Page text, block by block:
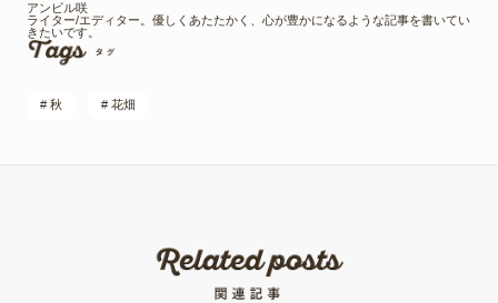
アンビル咲
ライター/エディター。優しくあたたかく、心が豊かになるような記事を書いてい
きたいです。
# 秋 # 花畑